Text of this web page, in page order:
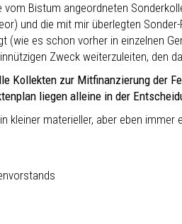
vom Bistum angeordneten
und die mit mir überlegten
(wie es schon vorher in einzelnen
Zweck weiterzuleiten, den
Kollekten zur Mitfinanzierung der
liegen alleine in der
kleiner materieller, aber eben